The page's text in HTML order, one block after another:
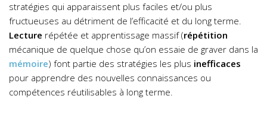
stratégies qui apparaissent plus faciles et/ou plus
fructueuses au détriment de l’efficacité et du long terme.
Lecture répétée et apprentissage massif (répétition
mécanique de quelque chose qu’on essaie de graver dans la
mémoire) font partie des stratégies les plus inefficaces
pour apprendre des nouvelles connaissances ou
compétences réutilisables à long terme.